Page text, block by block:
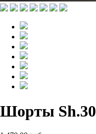
Шорты Sh.30